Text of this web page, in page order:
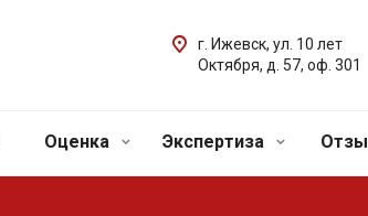
г. Ижевск, ул. 10 лет
Октября, д. 57, оф. 301
Оценка Экспертиза